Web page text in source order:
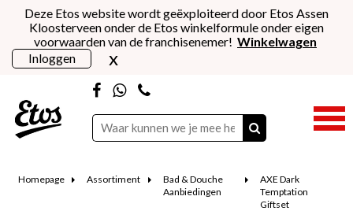
Deze Etos website wordt geëxploiteerd door Etos Assen
Kloosterveen onder de Etos winkelformule onder eigen
voorwaarden van de franchisenemer! Winkelwagen
Inloggen
x
Homepage Assortiment
Bad & Douche
Aanbiedingen
AXE Dark
Temptation
Giftset